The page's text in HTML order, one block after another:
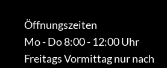
Öffnungszeiten
Mo - Do 8:00 - 12:00 Uhr
Freitags Vormittag nur nach